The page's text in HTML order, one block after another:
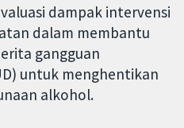
dampak intervensi
dalam membantu
gangguan
untuk menghentikan
alkohol.